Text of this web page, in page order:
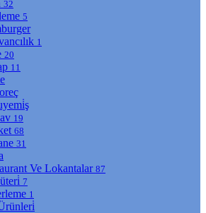
32
5
1
20
11
19
68
31
Ve Lokantalar87
7
1